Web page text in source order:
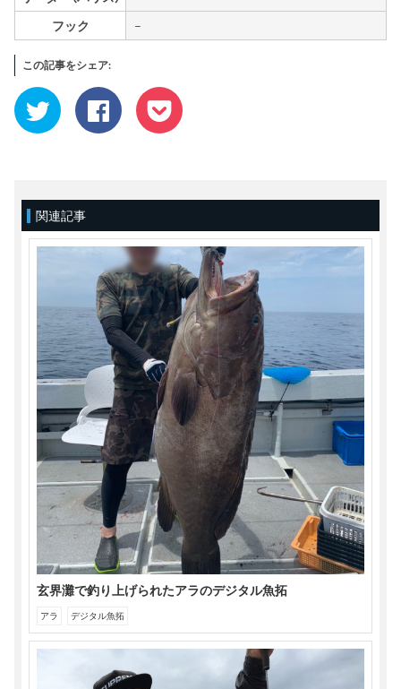
フック
–
この記事をシェア:
ク
リ
ッ
ク
有
(新
し
い
ウ
ィ
開
ま
す)
Facebook
で
共
有
リ
し
て
く
だ
さ
い
(新
し
い
ウ
ィ
ン
ド
ウ
で
開
き
ま
す)
ク
リ
ッ
ク
ェ
し
い
ウ
ィ
ン
ド
ウ
で
開
き
ま
す)
関連記事
玄界灘で釣り上げられたアラのデジタル魚拓
アラ デジタル魚拓